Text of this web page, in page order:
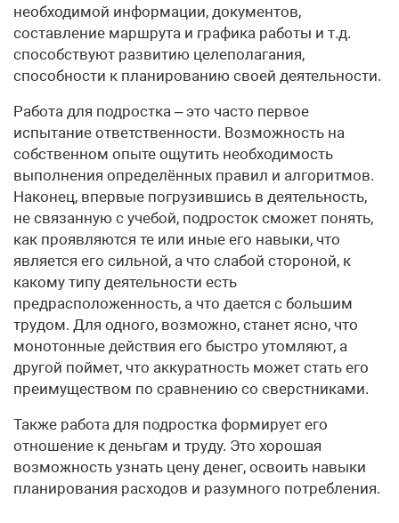
необходимой информации, документов,
составление маршрута и графика работы и т.д.
способствуют развитию целеполагания,
способности к планированию своей деятельности.
Работа для подростка – это часто первое
испытание ответственности. Возможность на
собственном опыте ощутить необходимость
выполнения определённых правил и алгоритмов.
Наконец, впервые погрузившись в деятельность,
не связанную с учебой, подросток сможет понять,
как проявляются те или иные его навыки, что
является его сильной, а что слабой стороной, к
какому типу деятельности есть
предрасположенность, а что дается с большим
трудом. Для одного, возможно, станет ясно, что
монотонные действия его быстро утомляют, а
другой поймет, что аккуратность может стать его
преимуществом по сравнению со сверстниками.
Также работа для подростка формирует его
отношение к деньгам и труду. Это хорошая
возможность узнать цену денег, освоить навыки
планирования расходов и разумного потребления.